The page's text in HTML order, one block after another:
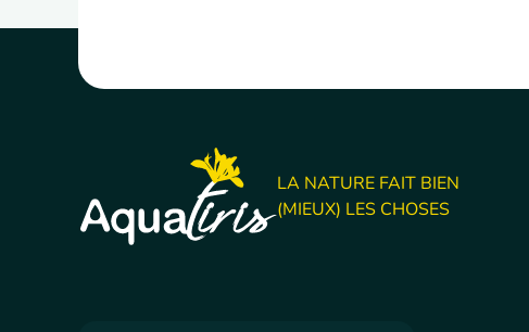
LA NATURE FAIT BIEN
(MIEUX) LES CHOSES